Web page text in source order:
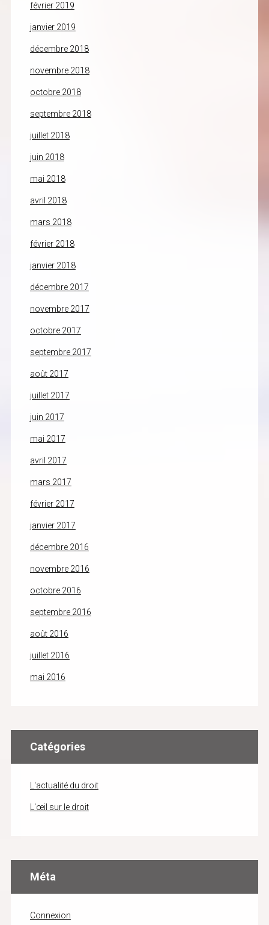
février 2019
janvier 2019
décembre 2018
novembre 2018
octobre 2018
septembre 2018
juillet 2018
juin 2018
mai 2018
avril 2018
mars 2018
février 2018
janvier 2018
décembre 2017
novembre 2017
octobre 2017
septembre 2017
août 2017
juillet 2017
juin 2017
mai 2017
avril 2017
mars 2017
février 2017
janvier 2017
décembre 2016
novembre 2016
octobre 2016
septembre 2016
août 2016
juillet 2016
mai 2016
Catégories
L'actualité du droit
L'œil sur le droit
Méta
Connexion